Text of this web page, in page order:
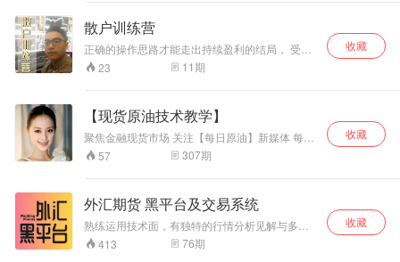
实盘炒作技巧。
散户训练营
正确的操作思路才能走出持续盈利的结局， 受用
人群： 买卖点把握不好， 不会判断大盘调整节点
不会控制仓位 不会选强势股的投资者 节目更新：
流布局更多良机
23 11期
收藏
【现货原油技术教学】
聚焦金融现货市场 关注【每日原油】新媒体 每天
为您带来最新的原油资讯、操作建议、交易技巧
官方唯一指导q:2332844304
57 307期
收藏
外汇期货 黑平台及交易系统
熟练运用技术面，有独特的行情分析见解与多年
实战操盘经验，以技术分析为主，基本面为辅，
结合国际市场走势，多周期操作策略为主打，分
413 76期
收藏